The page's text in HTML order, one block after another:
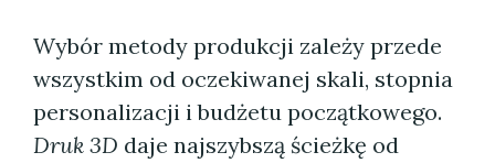
Wybór metody produkcji zależy przede
wszystkim od oczekiwanej skali, stopnia
personalizacji i budżetu początkowego.
Druk 3D daje najszybszą ścieżkę od